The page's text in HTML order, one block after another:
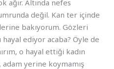
ağır. Altında nefes
değil. Kan ter içinde
bakıyorum. Gözleri
hayal ediyor acaba? Öyle de
o hayal ettiği kadın
yerine koymamış